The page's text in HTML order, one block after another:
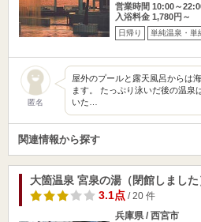
営業時間 10:00～
入浴料金 1,780円～
日帰り 単純温泉・単
匿名
屋外のプールと露天風呂からは
ます。 たっぷり泳いだ後の温泉
いた…
関連情報から探す
大箇温泉 宮泉の湯（閉館しました
3.1点/ 20 件
兵庫県 / 西宮市